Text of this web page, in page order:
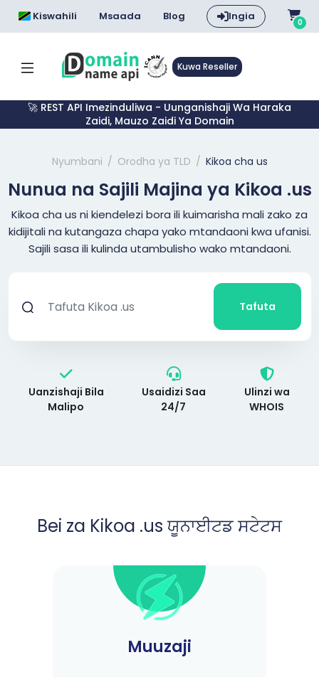
Kiswahili Msaada Blog Ingia 0
Kuwa Reseller
🚀 REST API Imezinduliwa - Uunganishaji Wa Haraka
Zaidi, Mauzo Zaidi Ya Domain
Nyumbani Orodha ya TLD Kikoa cha us
Nunua na Sajili Majina ya Kikoa .us
Kikoa cha us ni kiendelezi bora ili kuimarisha mali zako za
kidijitali na kutangaza chapa yako mtandaoni kwa ufanisi.
Sajili sasa ili kulinda utambulisho wako mtandaoni.
Tafuta
Uanzishaji Bila
Malipo
Usaidizi Saa
24/7
Ulinzi wa
WHOIS
Bei za Kikoa .us ਯੂਨਾਈਟਡ ਸਟੇਟਸ
Muuzaji